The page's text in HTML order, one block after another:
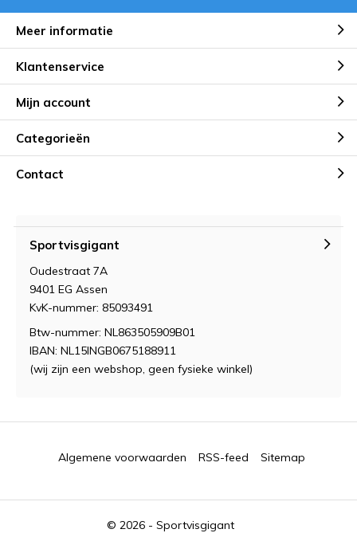
Meer informatie
Klantenservice
Mijn account
Categorieën
Contact
Sportvisgigant
Oudestraat 7A
9401 EG Assen
KvK-nummer: 85093491
Btw-nummer: NL863505909B01
IBAN: NL15INGB0675188911
(wij zijn een webshop, geen fysieke winkel)
© 2026 - Sportvisgigant
Algemene voorwaarden RSS-feed Sitemap